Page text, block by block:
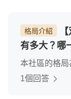
格局介紹
有多大？哪
本社區的格
坪)主力格局
1個回答